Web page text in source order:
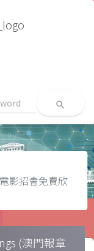
search
影招會免費欣
(澳門報章